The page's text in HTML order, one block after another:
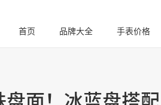
腕
首页 品牌大全 手表价格